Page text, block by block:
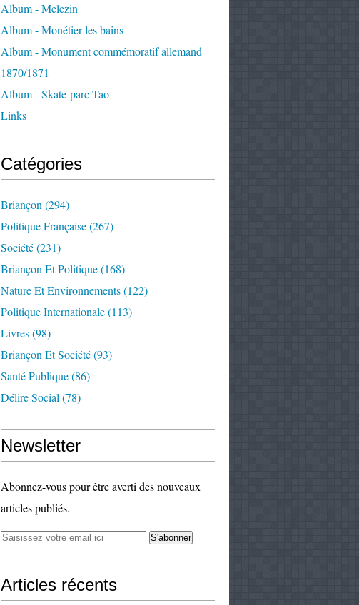
Album - Melezin
Album - Monétier les bains
Album - Monument commémoratif allemand
1870/1871
Album - Skate-parc-Tao
Links
Catégories
Briançon (294)
Politique Française(267)
Société(231)
Briançon Et Politique(168)
Nature Et Environnements(122)
Politique Internationale(113)
Livres(98)
Briançon Et Société(93)
Santé Publique(86)
Délire Social (78)
Newsletter
Abonnez-vous pour être averti des nouveaux
articles publiés.
Articles récents